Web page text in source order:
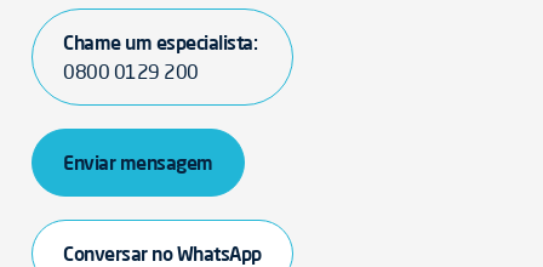
Chame um especialista:
0800 0129 200
Enviar mensagem
Conversar no WhatsApp